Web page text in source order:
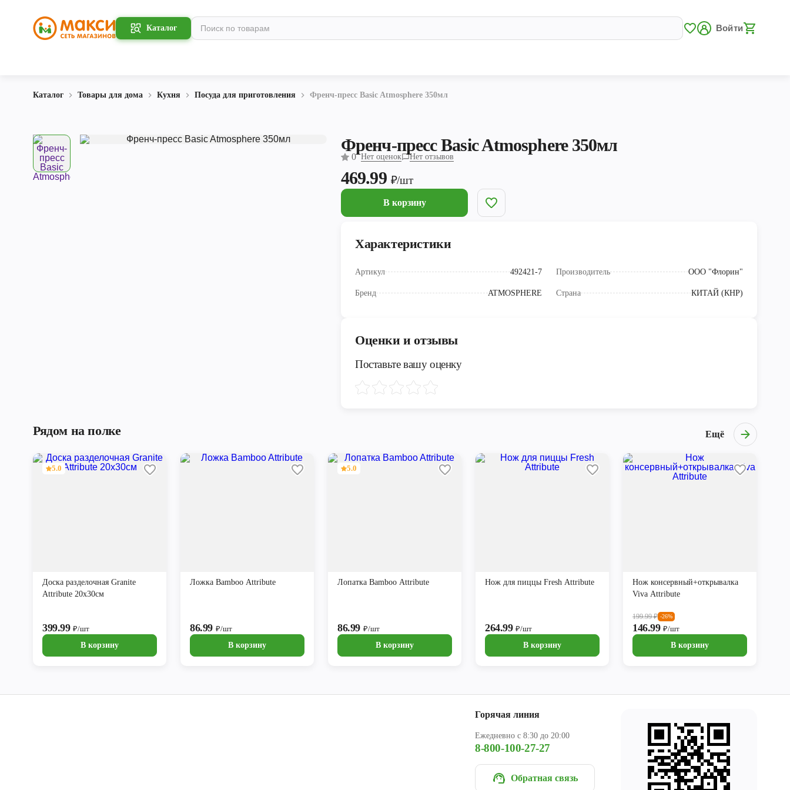
Каталог Войти
Каталог Товары для дома Кухня Посуда для приготовления Френч-пресс Basic Atmosphere 350мл
Френч-пресс Basic Atmosphere 350мл
0 Нет оценок Нет отзывов
469.99 ₽/шт
В корзину
Характеристики
Артикул 492421-7 Производитель ООО "Флорин"
Бренд ATMOSPHERE Страна КИТАЙ (КНР)
Оценки и отзывы
Поставьте вашу оценку
Рядом на полке Ещё
5.0
Доска разделочная Granite
Attribute 20х30см
399.99₽/шт
В корзину
Ложка Bamboo Attribute
86.99 ₽/шт
В корзину
5.0
Лопатка Bamboo Attribute
86.99 ₽/шт
В корзину
Нож для пиццы Fresh Attribute
264.99₽/шт
В корзину
Нож консервный+открывалка
Viva Attribute
199.99₽ -26%
146.99₽/шт
В корзину
Горячая линия
Ежедневно с 8:30 до 20:00
8-800-100-27-27
Обратная связь